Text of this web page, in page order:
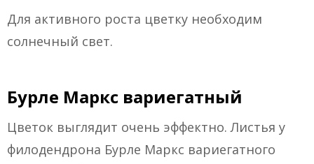
Для активного роста цветку необходим
солнечный свет.
Бурле Маркс вариегатный
Цветок выглядит очень эффектно. Листья у
филодендрона Бурле Маркс вариегатного